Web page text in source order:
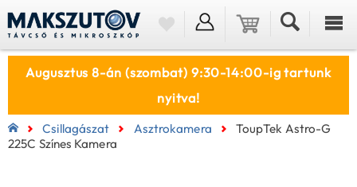
Augusztus 8-án (szombat) 9:30-14:00-ig tartunk
nyitva!
Csillagászat Asztrokamera
ToupTek Astro-G
225C Színes Kamera